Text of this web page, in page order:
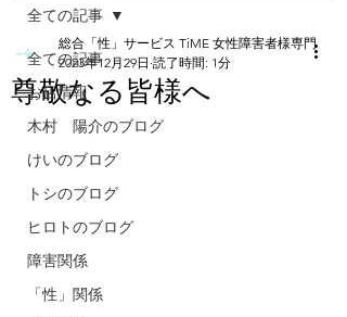
全ての記事
お店情報
木村 陽介のブログ
けいのブログ
トシのブログ
ヒロトのブログ
障害関係
「性」関係
全ての記事
尊敬なる皆様へ
総合「性」サービス TiME 女性障害者様専門
2023年12月29日 読了時間: 1分